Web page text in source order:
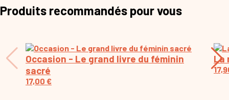
Produits recommandés pour vous
Occasion - Le grand livre du féminin
sacré
17,00 €
La